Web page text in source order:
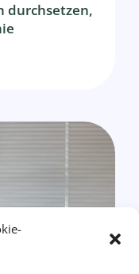
durchsetzen,